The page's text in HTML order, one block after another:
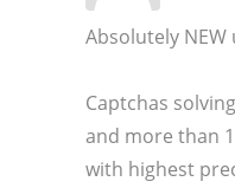
Absolutely NEW
Captchas
and more than
with highest